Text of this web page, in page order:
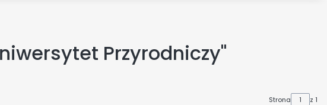
Przyrodniczy"
Strona z 1